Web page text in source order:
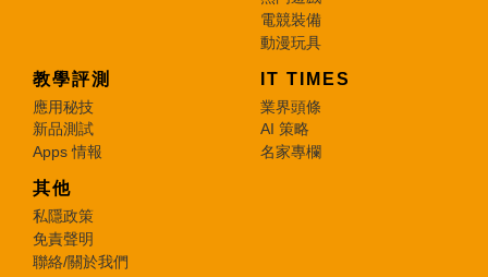
電競裝備
動漫玩具
教學評測
應用秘技
新品測試
Apps 情報
IT TIMES
業界頭條
AI 策略
名家專欄
其他
私隱政策
免責聲明
聯絡/關於我們